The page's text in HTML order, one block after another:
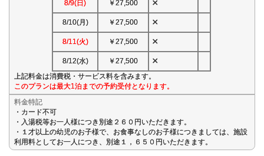
8/9(日) ￥27,500 ×
8/10(月) ￥27,500 ×
8/11(火) ￥27,500 ×
8/12(水) ￥27,500 ×
上記料金は消費税・サービス料を含みます。
このプランは最大1泊までの予約受付となります。
料金特記
・カード不可
・入湯税等お一人様につき別途２６０円いただきます。
・１才以上の幼児のお子様で、お食事なしのお子様につきましては、施設
利用料としてお一人につき、別途１，６５０円いただきます。